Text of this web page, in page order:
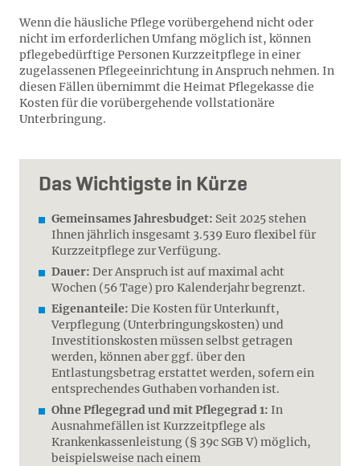
Wenn die häusliche Pflege vorübergehend nicht oder
nicht im erforderlichen Umfang möglich ist, können
pflegebedürftige Personen Kurzzeitpflege in einer
zugelassenen Pflegeeinrichtung in Anspruch nehmen. In
diesen Fällen übernimmt die Heimat Pflegekasse die
Kosten für die vorübergehende vollstationäre
Unterbringung.
Das Wichtigste in Kürze
Gemeinsames Jahresbudget: Seit 2025 stehen
Ihnen jährlich insgesamt 3.539 Euro flexibel für
Kurzzeitpflege zur Verfügung.
Dauer: Der Anspruch ist auf maximal acht
Wochen (56 Tage) pro Kalenderjahr begrenzt.
Eigenanteile: Die Kosten für Unterkunft,
Verpflegung (Unterbringungskosten) und
Investitionskosten müssen selbst getragen
werden, können aber ggf. über den
Entlastungsbetrag erstattet werden, sofern ein
entsprechendes Guthaben vorhanden ist.
Ohne Pflegegrad und mit Pflegegrad 1: In
Ausnahmefällen ist Kurzzeitpflege als
Krankenkassenleistung (§ 39c SGB V) möglich,
beispielsweise nach einem